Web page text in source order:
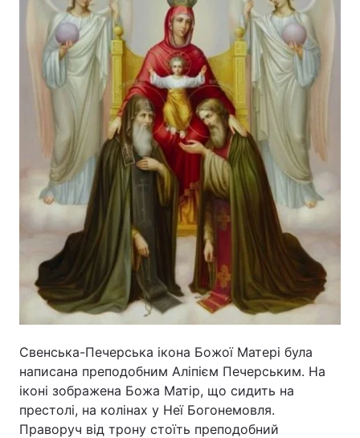
Здоров'я Туризм
Цікавинки Погода
Екологія Регіони
Лонгріди
Відео з Youtube Статті
Інтерв'ю Думки
Архів Вакансії
Контакти
Послуги
Свенська-Печерська ікона Божої Матері була
написана преподобним Аліпієм Печерським. На
іконі зображена Божа Матір, що сидить на
престолі, на колінах у Неї Богонемовля.
Праворуч від трону стоїть преподобний